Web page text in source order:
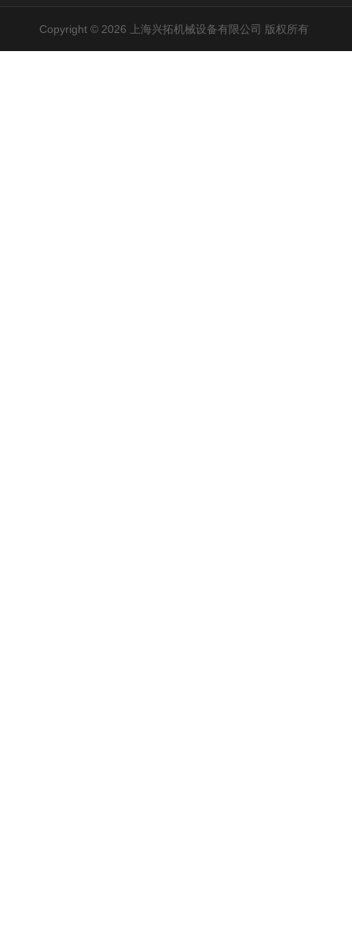
Copyright © 2026 上海兴拓机械设备有限公司 版权所有